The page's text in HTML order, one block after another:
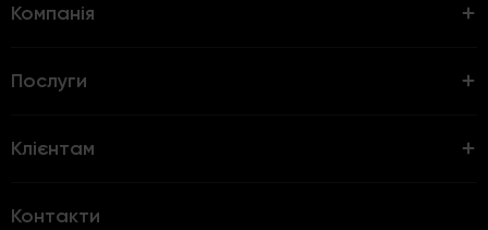
Компанія
Послуги
Клієнтам
Контакти